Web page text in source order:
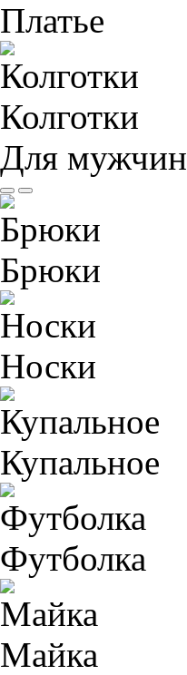
Платье
Колготки
Для мужчин
Брюки
Носки
Купальное
Футболка
Майка